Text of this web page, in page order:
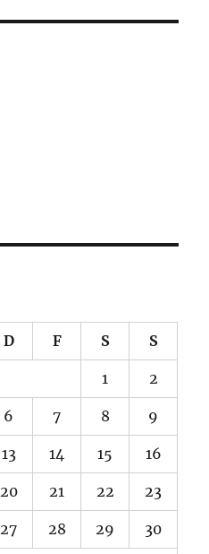
D F S S
1 2
6 7 8 9
13 14 15 16
20 21 22 23
27 28 29 30